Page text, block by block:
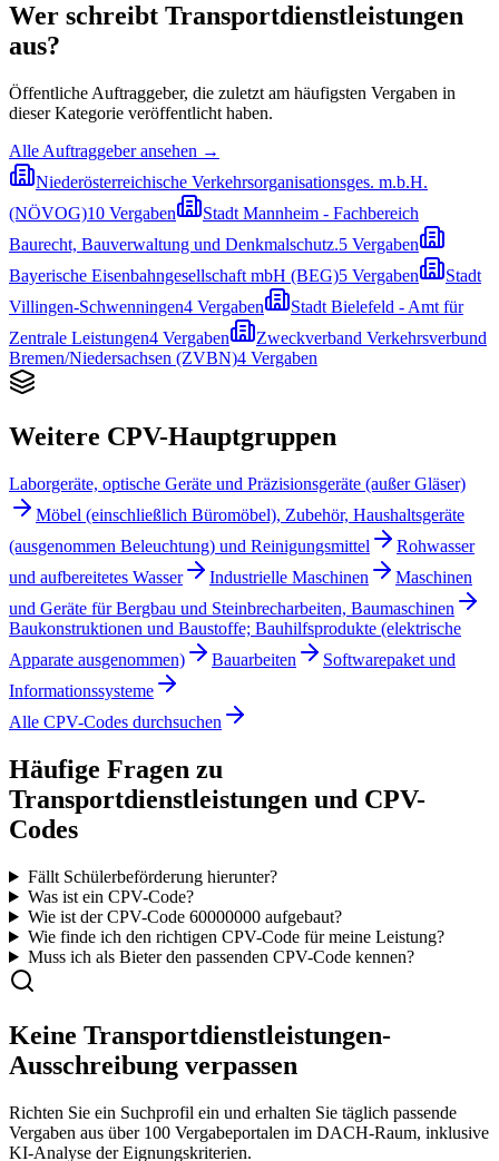
Wer schreibt Transportdienstleistungen
aus?
Öffentliche Auftraggeber, die zuletzt am häufigsten Vergaben in
dieser Kategorie veröffentlicht haben.
Alle Auftraggeber ansehen →
Niederösterreichische Verkehrsorganisationsges. m.b.H.
(NÖVOG)10 Vergaben
Stadt Mannheim - Fachbereich
Baurecht, Bauverwaltung und Denkmalschutz.5 Vergaben
Bayerische Eisenbahngesellschaft mbH (BEG)5 Vergaben
Stadt
Villingen-Schwenningen4 Vergaben
Stadt Bielefeld - Amt für
Zentrale Leistungen4 Vergaben
Zweckverband Verkehrsverbund
Bremen/Niedersachsen (ZVBN)4 Vergaben
Weitere CPV-Hauptgruppen
Laborgeräte, optische Geräte und Präzisionsgeräte (außer Gläser)
Möbel (einschließlich Büromöbel), Zubehör, Haushaltsgeräte
(ausgenommen Beleuchtung) und Reinigungsmittel
Rohwasser
und aufbereitetes Wasser
Industrielle Maschinen
Maschinen
und Geräte für Bergbau und Steinbrecharbeiten, Baumaschinen
Baukonstruktionen und Baustoffe; Bauhilfsprodukte (elektrische
Apparate ausgenommen)
Bauarbeiten
Softwarepaket und
Informationssysteme
Alle CPV-Codes durchsuchen
Häufige Fragen zu
Transportdienstleistungen und CPV-
Codes
Fällt Schülerbeförderung hierunter?
Was ist ein CPV-Code?
Wie ist der CPV-Code 60000000aufgebaut?
Wie finde ich den richtigen CPV-Code für meine Leistung?
Muss ich als Bieter den passenden CPV-Code kennen?
Keine Transportdienstleistungen-
Ausschreibung verpassen
Richten Sie ein Suchprofil ein und erhalten Sie täglich passende
Vergaben aus über 100 Vergabeportalen im DACH-Raum, inklusive
KI-Analyse der Eignungskriterien.